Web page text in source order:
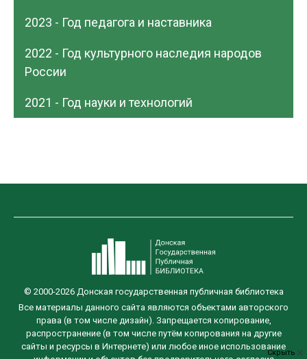
2023 - Год педагога и наставника
2022 - Год культурного наследия народов
России
2021 - Год науки и технологий
Скрыть
© 2000-2026 Донская государственная публичная библиотека
Все материалы данного сайта являются объектами авторского
права (в том числе дизайн). Запрещается копирование,
распространение (в том числе путём копирования на другие
сайты и ресурсы в Интернете) или любое иное использование